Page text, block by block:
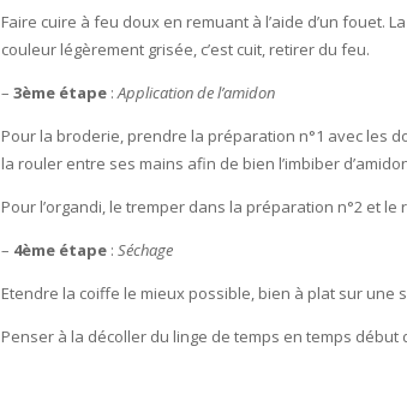
Faire cuire à feu doux en remuant à l’aide d’un fouet.
couleur légèrement grisée, c’est cuit, retirer du feu.
–3ème étape :Application de l’amidon
Pour la broderie, prendre la préparation n°1 avec les
la rouler entre ses mains afin de bien l’imbiber
Pour l’organdi, le tremper dans la préparation n°2 et
– 4ème étape :Séchage
Etendre la coiffe le mieux possible, bien à plat sur une
Penser à la décoller du linge de temps en temps début